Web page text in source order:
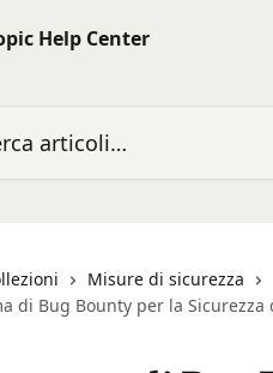
Misure di sicurezza
di Bug Bounty per la Sicurezza